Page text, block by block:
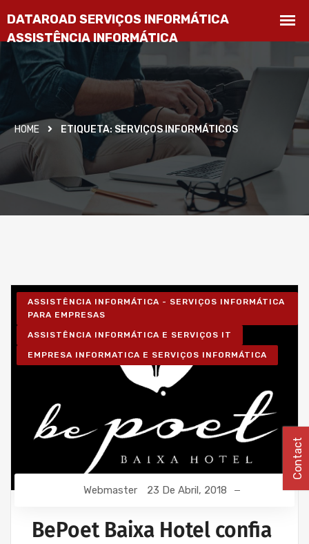
HOME ETIQUETA: SERVIÇOS INFORMÁTICOS
ASSISTÊNCIA INFORMÁTICA - SERVIÇOS INFORMÁTICA
PARA EMPRESAS
ASSISTÊNCIA INFORMÁTICA E SERVIÇOS IT
EMPRESA INFORMATICA E SERVIÇOS INFORMÁTICA
Webmaster 23 De Abril, 2018
BePoet Baixa Hotel confia
Contact